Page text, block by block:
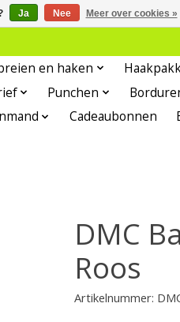
en haken
Punchen
Cadeaubonnen
DMC
Roos
Artikelnummer:
Ja Nee Meer over cookies »